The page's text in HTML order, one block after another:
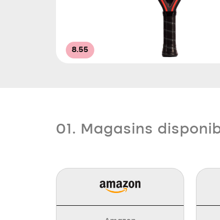
8.55
01. Magasins